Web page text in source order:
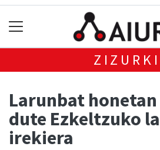
Larunbat
dute Ezkeltzuko
irekiera